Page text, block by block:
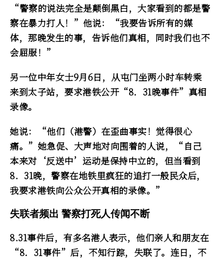
“警察的说法完全是颠倒黑白，大家看到的都是警
察在暴力打人！”他说：“我要告诉所有的媒
体，那晚发生的事，告诉他们真相，同时我们也不
会屈服！”
另一位中年女士9月6日，从屯门坐两小时车转乘
来到太子站，要求港铁公开“8．31晚事件”真相
录像。
她说：“他们（港警）在歪曲事实！觉得很心
痛。”她急促、大声地对向围着的人说，“自己
本来对‘反送中’运动是保持中立的，但当看到
8．31晚，警察在地铁里疯狂的追打一般民众后，
我要求港铁向公众公开真相的录像。”
失联者频出 警察打死人传闻不断
8.31事件后，有多名港人表示，他们亲人和朋友在
“8．31事件”后，不知行踪，失联了。连日，不